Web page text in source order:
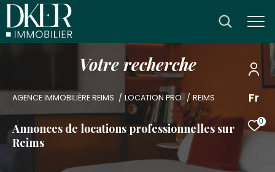
Fr
0
Votre recherche
AGENCE IMMOBILIÈRE REIMS LOCATION PRO REIMS
Annonces de locations professionnelles sur
Reims